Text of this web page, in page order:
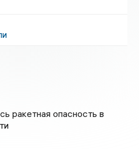
ракетная опасность в